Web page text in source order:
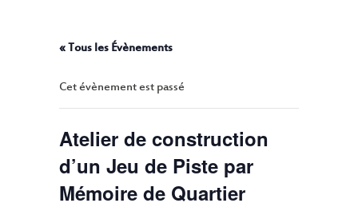
« Tous les Évènements
Cet évènement est passé
Atelier de construction
d’un Jeu de Piste par
Mémoire de Quartier